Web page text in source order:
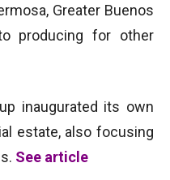
Greater Buenos
producing for other
inaugurated its own
estate, also focusing
See article